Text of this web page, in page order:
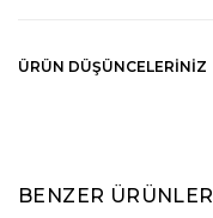
ÜRÜN DÜŞÜNCELERINIZ
BENZER ÜRÜNLER